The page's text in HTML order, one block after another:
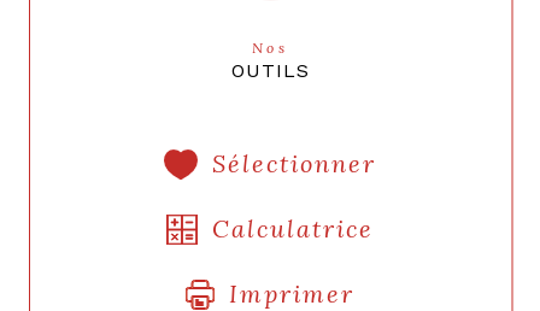
Nos
OUTILS
Sélectionner
Calculatrice
Imprimer